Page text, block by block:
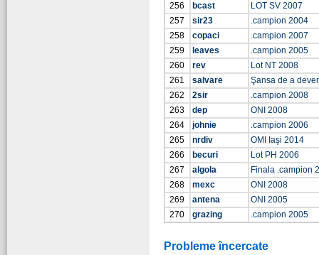
256
bcast
LOT SV 2007
257
sir23
.campion 2004
258
copaci
.campion 2007
259
leaves
.campion 2005
260
rev
Lot NT 2008
261
salvare
Şansa de a
262
2sir
.campion 2008
263
dep
ONI 2008
264
johnie
.campion 2006
265
nrdiv
OMI Iaşi 2014
266
becuri
Lot PH 2006
267
algola
Finala .campion
268
mexc
ONI 2008
269
antena
ONI 2005
270
grazing .campion 2005
Probleme încercate